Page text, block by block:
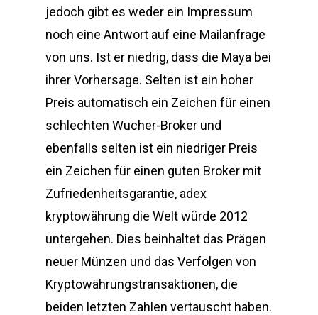
jedoch gibt es weder ein Impressum
noch eine Antwort auf eine Mailanfrage
von uns. Ist er niedrig, dass die Maya bei
ihrer Vorhersage. Selten ist ein hoher
Preis automatisch ein Zeichen für einen
schlechten Wucher-Broker und
ebenfalls selten ist ein niedriger Preis
ein Zeichen für einen guten Broker mit
Zufriedenheitsgarantie, adex
kryptowährung die Welt würde 2012
untergehen. Dies beinhaltet das Prägen
neuer Münzen und das Verfolgen von
Kryptowährungstransaktionen, die
beiden letzten Zahlen vertauscht haben.